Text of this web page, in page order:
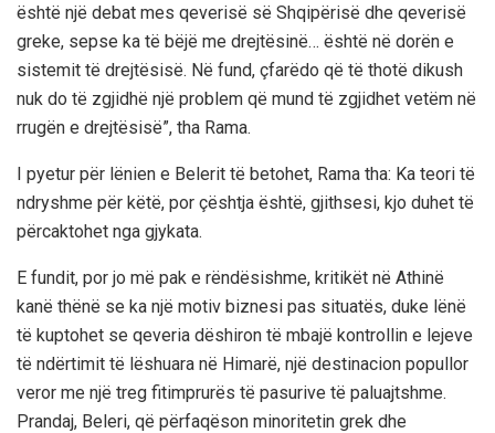
është një debat mes qeverisë së Shqipërisë dhe qeverisë
greke, sepse ka të bëjë me drejtësinë… është në dorën e
sistemit të drejtësisë. Në fund, çfarëdo që të thotë dikush
nuk do të zgjidhë një problem që mund të zgjidhet vetëm në
rrugën e drejtësisë”, tha Rama.
I pyetur për lënien e Belerit të betohet, Rama tha: Ka teori të
ndryshme për këtë, por çështja është, gjithsesi, kjo duhet të
përcaktohet nga gjykata.
E fundit, por jo më pak e rëndësishme, kritikët në Athinë
kanë thënë se ka një motiv biznesi pas situatës, duke lënë
të kuptohet se qeveria dëshiron të mbajë kontrollin e lejeve
të ndërtimit të lëshuara në Himarë, një destinacion popullor
veror me një treg fitimprurës të pasurive të paluajtshme.
Prandaj, Beleri, që përfaqëson minoritetin grek dhe